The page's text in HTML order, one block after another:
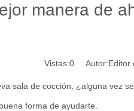
manera de
Vistas:0 Autor:Editor
sala de cocción, ¿alguna vez
forma de ayudarte.